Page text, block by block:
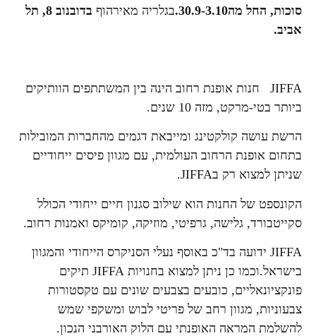
סוכות, החל מה30.9-3.10.
בגלריה מאירהוף
בדובנוב 8, תל
אביב.
JIFFA חנות אופנת רחוב הינה בין המשתתפים הוותיקים
ביותר בטי-מרקט, מזה 10 שנים.
הרשת עושה קולקטינג ומייבאת דגמים מהחברות המובילות
בתחום אופנת הרחוב העולמית, עם מגוון פיסים ייחודיים
שניתן למצוא רק בJIFFA.
הקונספט של החנות הוא שילוב סגנון חיים ייחודי הכולל
סקייטבורד, גלישה, גרפיטי, מוזיקה, קומיקס ואמנות רחוב.
JIFFA ידועה בד"כ באוסף נעלי הסניקרס הייחודי והמגוון
בישראל.וכמו כן ניתן למצוא בחנויות JIFFA תיקים
פונקציונאליים, כובעים בצבעים שונים עם טקסטורות
צבעוניות, מגוון רחב של פריטי לבוש ומשקפי שמש
להשלמת המראה האופנתי עם הלוק האורבני הנכון.